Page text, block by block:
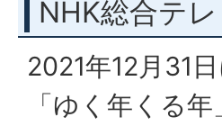
NHK総合テ
2021年12月31
「ゆく年くる